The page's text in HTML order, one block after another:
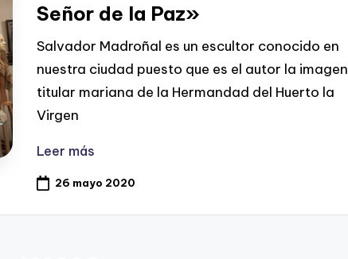
Señor de la Paz»
Salvador Madroñal es un escultor conocido en
nuestra ciudad puesto que es el autor la imagen
titular mariana de la Hermandad del Huerto la
Virgen
Leer más
26 mayo 2020